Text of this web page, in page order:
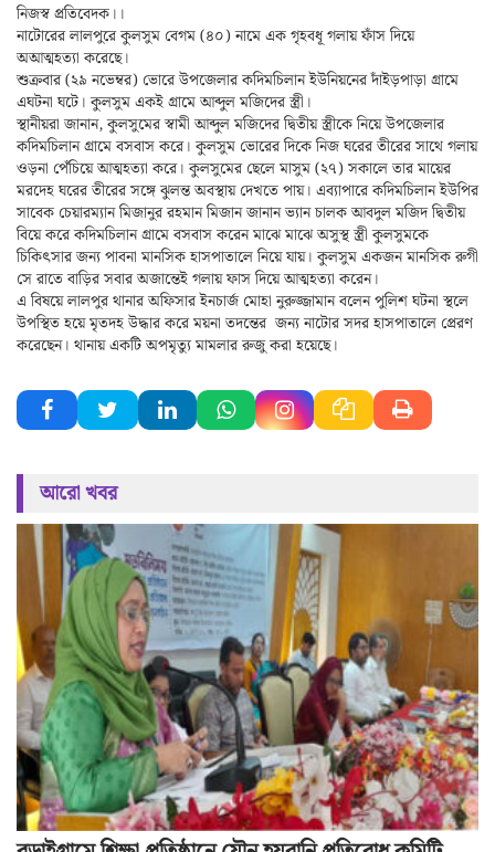
নিজস্ব প্রতিবেদক।।
নাটোরের লালপুরে কুলসুম বেগম (৪০) নামে এক গৃহবধূ গলায় ফাঁস দিয়ে
অআত্মহত্যা করেছে।
শুক্রবার (২৯ নভেম্বর) ভোরে উপজেলার কদিমচিলান ইউনিয়নের দাঁইড়পাড়া গ্রামে
এঘটনা ঘটে। কুলসুম একই গ্রামে আব্দুল মজিদের স্ত্রী।
স্থানীয়রা জানান, কুলসুমের স্বামী আব্দুল মজিদের দ্বিতীয় স্ত্রীকে নিয়ে উপজেলার
কদিমচিলান গ্রামে বসবাস করে। কুলসুম ভোরের দিকে নিজ ঘরের তীরের সাথে গলায়
ওড়না পেঁচিয়ে আত্মহত্যা করে। কুলসুমের ছেলে মাসুম (২৭) সকালে তার মায়ের
মরদেহ ঘরের তীরের সঙ্গে ঝুলন্ত অবস্থায় দেখতে পায়। এব্যাপারে কদিমচিলান ইউপির
সাবেক চেয়ারম্যান মিজানুর রহমান মিজান জানান ভ্যান চালক আবদুল মজিদ দ্বিতীয়
বিয়ে করে কদিমচিলান গ্রামে বসবাস করেন মাঝে মাঝে অসুস্থ স্ত্রী কুলসুমকে
চিকিৎসার জন্য পাবনা মানসিক হাসপাতালে নিয়ে যায়। কুলসুম একজন মানসিক রুগী
সে রাতে বাড়ির সবার অজান্তেই গলায় ফাস দিয়ে আত্মহত্যা করেন।
এ বিষয়ে লালপুর থানার অফিসার ইনচার্জ মোহা নুরুজ্জামান বলেন পুলিশ ঘটনা স্থলে
উপস্থিত হয়ে মৃতদহ উদ্ধার করে ময়না তদন্তের জন্য নাটোর সদর হাসপাতালে প্রেরণ
করেছেন। থানায় একটি অপমৃত্যু মামলার রুজু করা হয়েছে।
আরো খবর